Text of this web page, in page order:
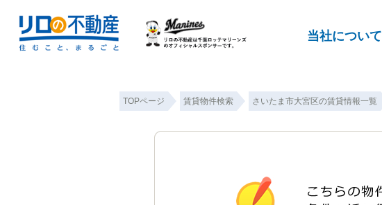
当社について
TOPページ 賃貸物件検索 さいたま市大宮区の賃貸情報一覧